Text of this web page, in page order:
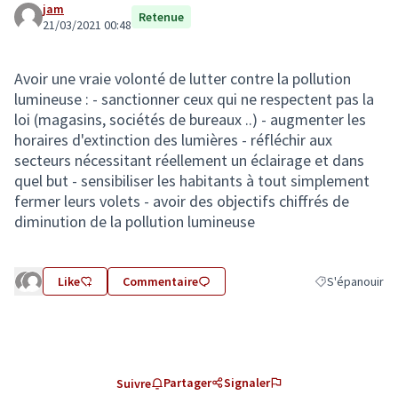
jam
21/03/2021 00:48 Retenue
Avoir une vraie volonté de lutter contre la pollution
lumineuse : - sanctionner ceux qui ne respectent pas la
loi (magasins, sociétés de bureaux ..) - augmenter les
horaires d'extinction des lumières - réfléchir aux
secteurs nécessitant réellement un éclairage et dans
quel but - sensibiliser les habitants à tout simplement
fermer leurs volets - avoir des objectifs chiffrés de
diminution de la pollution lumineuse
Like Commentaire Filtrer les
S'épanouir
Suivre Partager Signaler